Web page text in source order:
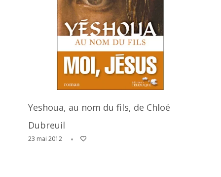
Yeshoua, au nom du fils, de Chloé
Dubreuil
23 mai 2012